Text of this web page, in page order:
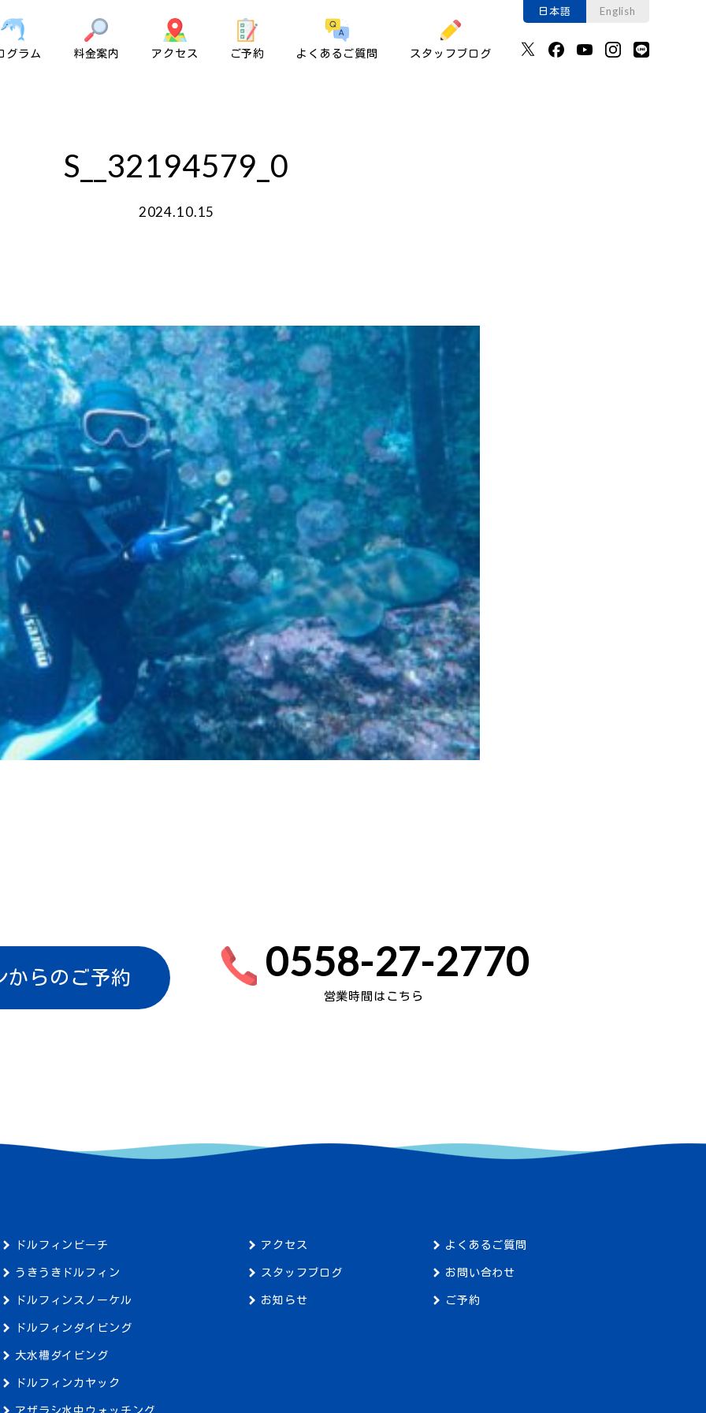
グラム 料金案内 アクセス ご予約 よくあるご質問 スタッフブログ
日本語 English
S__32194579_0
2024.10.15
らのご予約 0558-27-2770
営業時間はこちら
ドルフィンビーチ
うきうきドルフィン
ドルフィンスノーケル
ドルフィンダイビング
大水槽ダイビング
ドルフィンカヤック
アクセス
スタッフブログ
お知らせ
よくあるご質問
お問い合わせ
ご予約